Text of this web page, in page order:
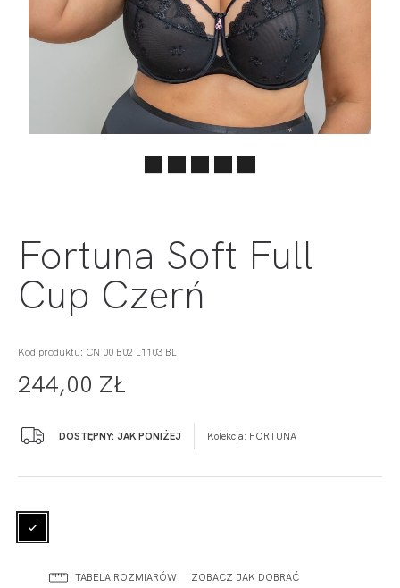
Fortuna Soft Full
Cup Czerń
Kod produktu: CN 00 B02 L1103 BL
244,00 ZŁ
DOSTĘPNY: JAK PONIŻEJ Kolekcja: FORTUNA
TABELA ROZMIARÓW ZOBACZ JAK DOBRAĆ